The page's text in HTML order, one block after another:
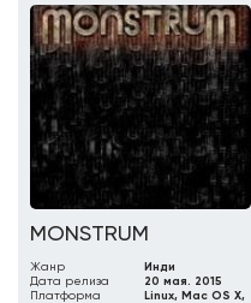
MONSTRUM
Жанр
Инди
Дата релиза
20 мая. 2015
Платформа
Linux, Mac OS X,